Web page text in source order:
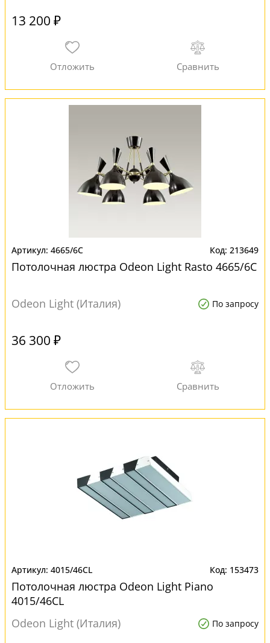
13 200 ₽
4665/6C 213649
Потолочная люстра Odeon Light Rasto 4665/6C
Odeon Light (Италия) По запросу
36 300 ₽
4015/46CL 153473
Потолочная люстра Odeon Light Piano
4015/46CL
Odeon Light (Италия)
По запросу